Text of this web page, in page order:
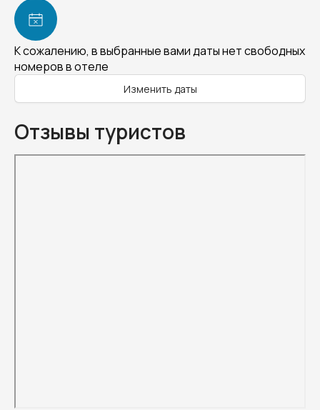
К сожалению, в выбранные вами даты нет свободных
номеров в отеле
Изменить даты
Отзывы туристов